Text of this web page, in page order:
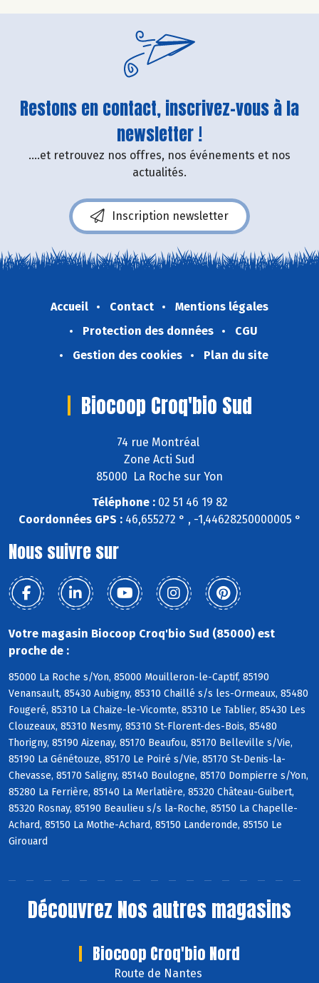
Restons en contact, inscrivez-vous à la
newsletter !
....et retrouvez nos offres, nos événements et nos
actualités.
Inscription newsletter
Accueil Contact
Mentions légales
Protection des données
CGU
Gestion des cookies
Plan du site
Biocoop Croq'bio Sud
74 rue Montréal
Zone Acti Sud
85000 La Roche sur Yon
Téléphone :02 51 46 19 82
Coordonnées GPS :46,655272 ° , -1,44628250000005 °
Nous suivre sur
Votre magasin Biocoop Croq'bio Sud (85000) est
proche de :
85000 La Roche s/Yon, 85000 Mouilleron-le-Captif, 85190
Venansault, 85430 Aubigny, 85310 Chaillé s/s les-Ormeaux, 85480
Fougeré, 85310 La Chaize-le-Vicomte, 85310 Le Tablier, 85430 Les
Clouzeaux, 85310 Nesmy, 85310 St-Florent-des-Bois, 85480
Thorigny, 85190 Aizenay, 85170 Beaufou, 85170 Belleville s/Vie,
85190 La Génétouze, 85170 Le Poiré s/Vie, 85170 St-Denis-la-
Chevasse, 85170 Saligny, 85140 Boulogne, 85170 Dompierre s/Yon,
85280 La Ferrière, 85140 La Merlatière, 85320 Château-Guibert,
85320 Rosnay, 85190 Beaulieu s/s la-Roche, 85150 La Chapelle-
Achard, 85150 La Mothe-Achard, 85150 Landeronde, 85150 Le
Girouard
Découvrez Nos autres magasins
Biocoop Croq'bio Nord
Route de Nantes